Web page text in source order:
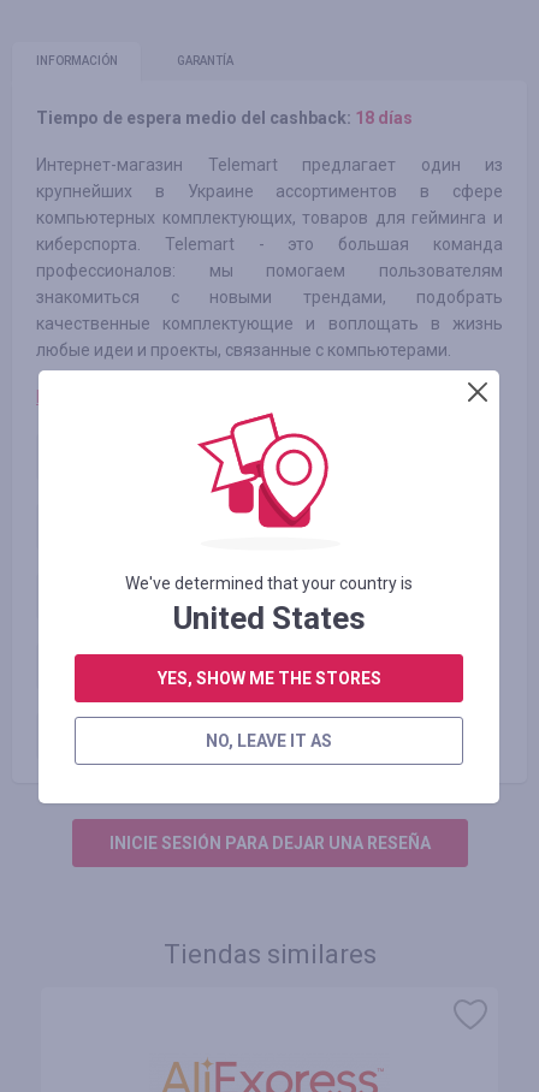
INFORMACIÓN GARANTÍA
Tiempo de espera medio del cashback: 18 días
Интернет-магазин Telemart предлагает один из
крупнейших в Украине ассортиментов в сфере
компьютерных комплектующих, товаров для гейминга и
киберспорта. Telemart - это большая команда
профессионалов: мы помогаем пользователям
знакомиться с новыми трендами, подобрать
качественные комплектующие и воплощать в жизнь
любые идеи и проекты, связанные с компьютерами.
Категория 1
Категория 2
Категория 3
Категория 4
Категория 5
INICIE SESIÓN PARA DEJAR UNA RESEÑA
Tiendas similares
We've determined that your country is
United States
YES, SHOW ME THE STORES
NO, LEAVE IT AS